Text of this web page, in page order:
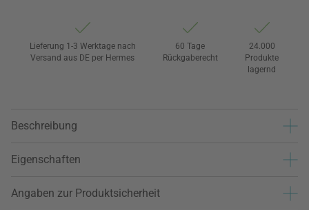
Lieferung 1-3 Werktage nach
Versand aus DE per Hermes
60 Tage
Rückgaberecht
24.000
Produkte
lagernd
Beschreibung
Eigenschaften
Angaben zur Produktsicherheit